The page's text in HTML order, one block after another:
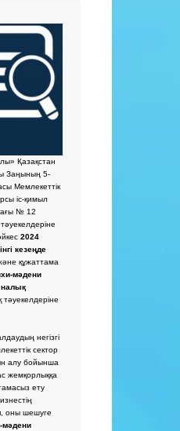
Қазақстан
Заңының 5-
Мемлекеттік
іс-қимыл
№ 12
2024
кезеңде
құжаттама
мәдени
негізгі
сектор
алу бойынша
жемқорлыққа
ету
оны шешуге
мәдени